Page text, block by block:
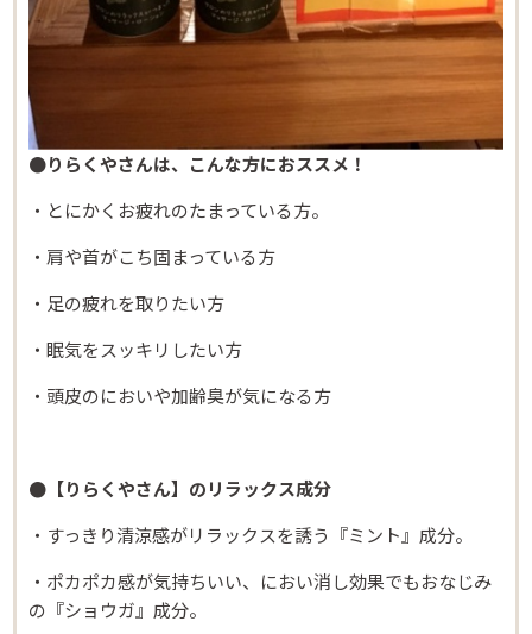
●りらくやさんは、こんな方におススメ！
・とにかくお疲れのたまっている方。
・肩や首がこち固まっている方
・足の疲れを取りたい方
・眠気をスッキリしたい方
・頭皮のにおいや加齢臭が気になる方
●【りらくやさん】のリラックス成分
・すっきり清涼感がリラックスを誘う『ミント』成分。
・ポカポカ感が気持ちいい、におい消し効果でもおなじみ
の『ショウガ』成分。